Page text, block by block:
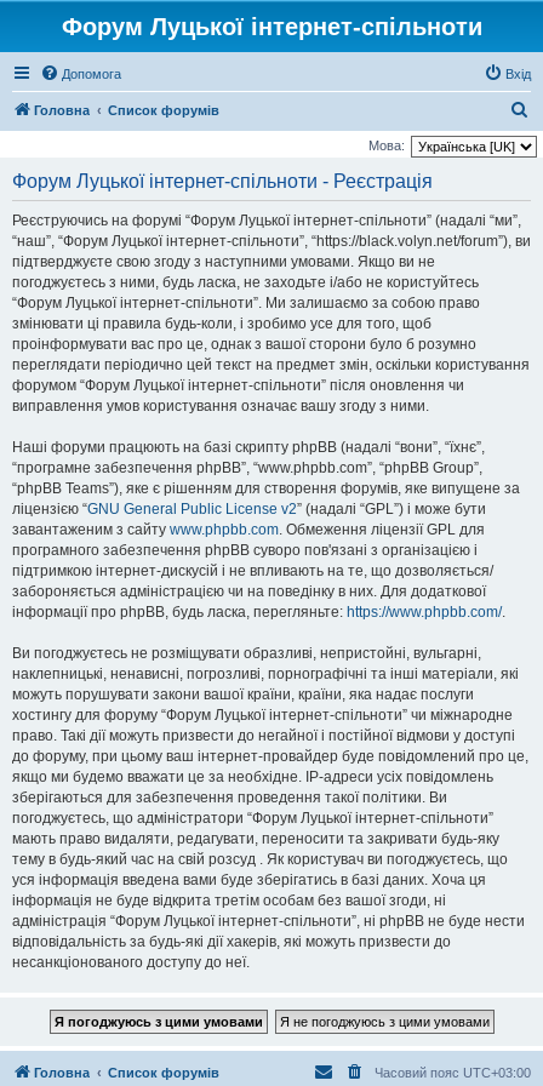
Форум Луцької інтернет-спільноти
Допомога Вхід
Головна Список форумів
о
Мова:
Форум Луцької інтернет-спільноти - Реєстрація
Реєструючись на форумі “Форум Луцької інтернет-спільноти” (надалі “ми”,
“наш”, “Форум Луцької інтернет-спільноти”, “https://black.volyn.net/forum”), ви
підтверджуєте свою згоду з наступними умовами. Якщо ви не
погоджуєтесь з ними, будь ласка, не заходьте і/або не користуйтесь
“Форум Луцької інтернет-спільноти”. Ми залишаємо за собою право
змінювати ці правила будь-коли, і зробимо усе для того, щоб
проінформувати вас про це, однак з вашої сторони було б розумно
переглядати періодично цей текст на предмет змін, оскільки користування
форумом “Форум Луцької інтернет-спільноти” після оновлення чи
виправлення умов користування означає вашу згоду з ними.
Наші форуми працюють на базі скрипту phpBB (надалі “вони”, “їхнє”,
“програмне забезпечення phpBB”, “www.phpbb.com”, “phpBB Group”,
“phpBB Teams”), яке є рішенням для створення форумів, яке випущене за
ліцензією “GNU General Public License v2” (надалі “GPL”) і може бути
завантаженим з сайту www.phpbb.com. Обмеження ліцензії GPL для
програмного забезпечення phpBB суворо пов'язані з організацією і
підтримкою інтернет-дискусій і не впливають на те, що дозволяється/
забороняється адміністрацією чи на поведінку в них. Для додаткової
інформації про phpBB, будь ласка, перегляньте: https://www.phpbb.com/.
Ви погоджуєтесь не розміщувати образливі, непристойні, вульгарні,
наклепницькі, ненависні, погрозливі, порнографічні та інші матеріали, які
можуть порушувати закони вашої країни, країни, яка надає послуги
хостингу для форуму “Форум Луцької інтернет-спільноти” чи міжнародне
право. Такі дії можуть призвести до негайної і постійної відмови у доступі
до форуму, при цьому ваш інтернет-провайдер буде повідомлений про це,
якщо ми будемо вважати це за необхідне. IP-адреси усіх повідомлень
зберігаються для забезпечення проведення такої політики. Ви
погоджуєтесь, що адміністратори “Форум Луцької інтернет-спільноти”
мають право видаляти, редагувати, переносити та закривати будь-яку
тему в будь-який час на свій розсуд . Як користувач ви погоджуєтесь, що
уся інформація введена вами буде зберігатись в базі даних. Хоча ця
інформація не буде відкрита третім особам без вашої згоди, ні
адміністрація “Форум Луцької інтернет-спільноти”, ні phpBB не буде нести
відповідальність за будь-які дії хакерів, які можуть призвести до
несанкціонованого доступу до неї.
Головна Список форумів Часовий пояс UTC+03:00